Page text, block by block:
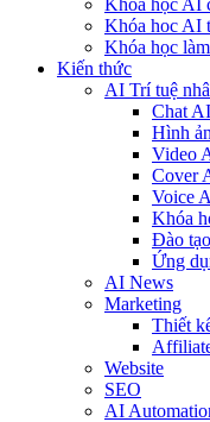
Khóa học AI
Khóa hoc AI
Khóa học
Kiến thức
AI Trí tuệ
Chat AI
Hình
Video
Cover
Voice
Khóa
Đào
Ứng
AI News
Marketing
Thiết
Website
SEO
AI